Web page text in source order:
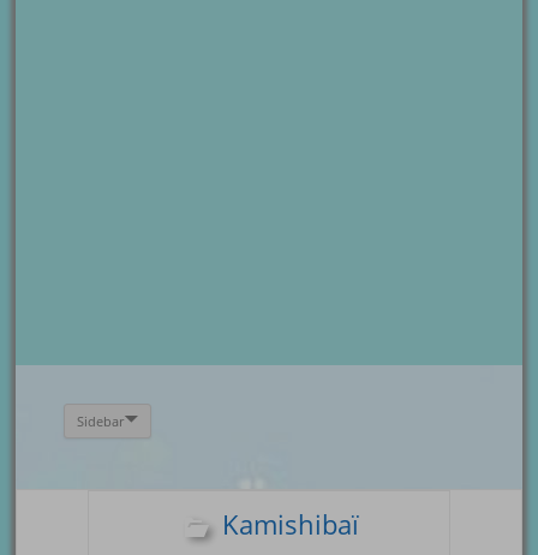
Sidebar
Kamishibaï